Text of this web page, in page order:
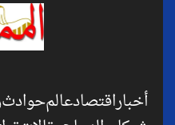
أخباراقتصادعالمحوادث